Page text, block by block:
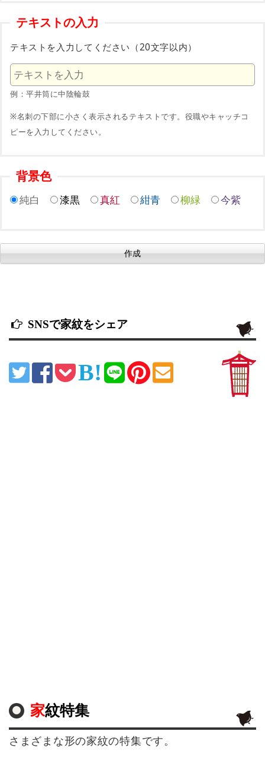
テキストの入力
テキストを入力してください（20文字以内）
例：平井筒に中陰輪鼓
※名刺の下部に小さく表示されるテキストです。役職やキャッチコ
ピーを入力してください。
背景色
純白 漆黒 真紅 紺青 柳緑 今紫
SNSで家紋をシェア
家紋特集
さまざまな形の家紋の特集です。